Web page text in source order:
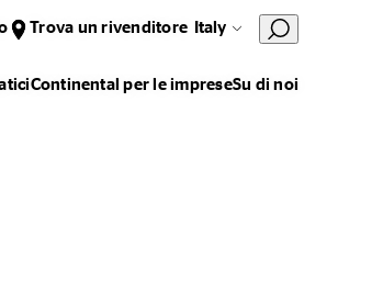
Trova un rivenditore Italy
Continental per le impreseSu di noi